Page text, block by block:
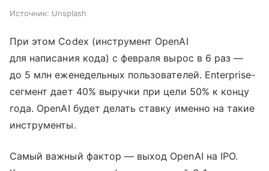
Источник: Unsplash
При этом Codex (инструмент OpenAI
для написания кода) с февраля вырос в 6 раз —
до 5 млн еженедельных пользователей. Enterprise-
сегмент дает 40% выручки при цели 50% к концу
года. OpenAI будет делать ставку именно на такие
инструменты.
Самый важный фактор — выход OpenAI на IPO.